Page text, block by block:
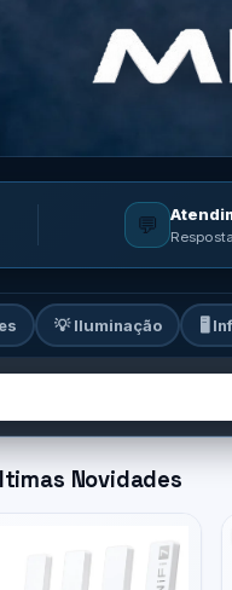
💬
💡 Iluminação 🖥️
Novidades